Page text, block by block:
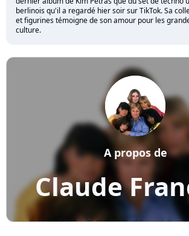
berlinois qu'il a regardé hier soir sur TikTok. Sa
et figurines témoigne de son amour pour les
culture.
Claude
A propos de